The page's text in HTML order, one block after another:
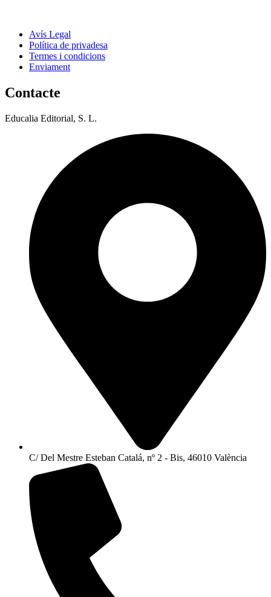
Avís Legal
Política de privadesa
Termes i condicions
Enviament
Contacte
Educalia Editorial, S. L.
C/ Del Mestre Esteban Catalá, nº 2 - Bis, 46010 València